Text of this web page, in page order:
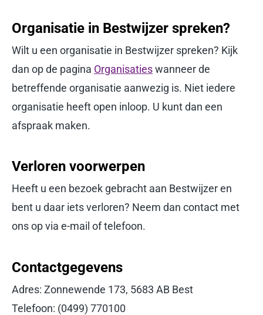
Organisatie in Bestwijzer spreken?
Wilt u een organisatie in Bestwijzer spreken? Kijk
dan op de pagina Organisatieswanneer de
betreffende organisatie aanwezig is. Niet iedere
organisatie heeft open inloop. U kunt dan een
afspraak maken.
Verloren voorwerpen
Heeft u een bezoek gebracht aan Bestwijzer en
bent u daar iets verloren? Neem dan contact met
ons op via e-mail of telefoon.
Contactgegevens
Adres: Zonnewende 173, 5683 AB Best
Telefoon: (0499) 770100